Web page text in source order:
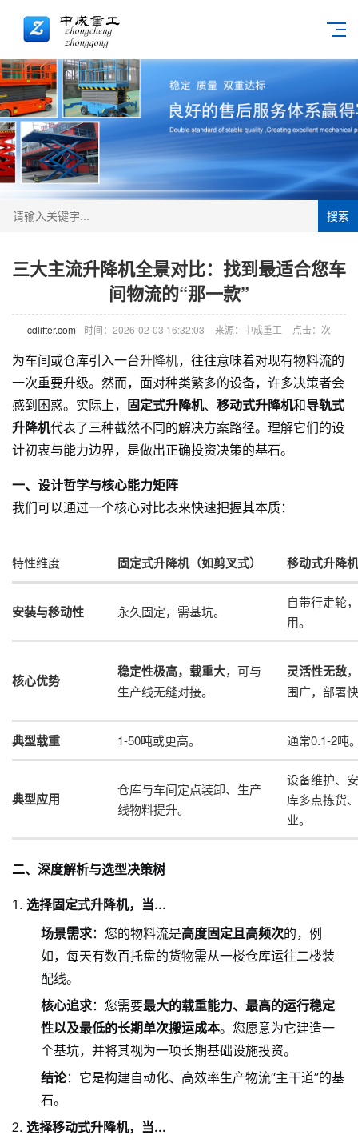
搜索
三大主流升降机全景对比：找到最适合您车
间物流的“那一款”
cdlifter.com 时间：2026-02-03 16:32:03 来源：中成重工 点击： 次
为车间或仓库引入一台升降机，往往意味着对现有物料流的
一次重要升级。然而，面对种类繁多的设备，许多决策者会
感到困惑。实际上，
固定式升降机、 移动式升降机和导轨式
升降机代表了三种截然不同的解决方案路径。理解它们的设
计初衷与能力边界，是做出正确投资决策的基石。
一、设计哲学与核心能力矩阵
我们可以通过一个核心对比表来快速把握其本质：
特性维度 固定式升降机（如剪叉式） 移动式升降机
安装与移动性 永久固定，需基坑。
自带行走轮
用。
核心优势
稳定性极高，载重大，可与
生产线无缝对接。
灵活性无敌
围广，部署
典型载重 1-50吨或更高。 通常0.1-2吨
典型应用
仓库与车间定点装卸、生产
线物料提升。
设备维护、
库多点拣货
业。
二、深度解析与选型决策树
选择固定式升降机，当...
场景需求：您的物料流是高度固定且高频次的，例
如，每天有数百托盘的货物需从一楼仓库运往二楼装
配线。
核心追求：您需要最大的载重能力、最高的运行稳定
性以及最低的长期单次搬运成本。您愿意为它建造一
个基坑，并将其视为一项长期基础设施投资。
结论：它是构建自动化、高效率生产物流“主干道”的基
石。
选择移动式升降机，当...